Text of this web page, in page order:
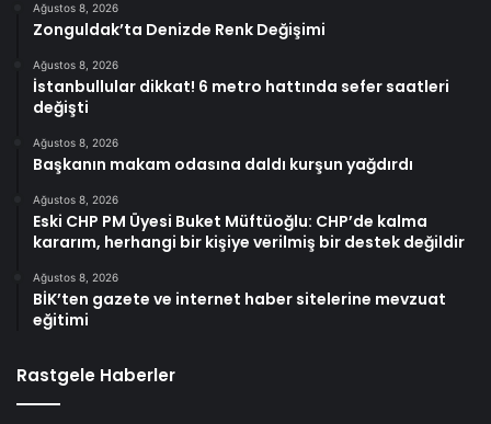
Ağustos 8, 2026
Zonguldak’ta Denizde Renk Değişimi
Ağustos 8, 2026
İstanbullular dikkat! 6 metro hattında sefer saatleri
değişti
Ağustos 8, 2026
Başkanın makam odasına daldı kurşun yağdırdı
Ağustos 8, 2026
Eski CHP PM Üyesi Buket Müftüoğlu: CHP’de kalma
kararım, herhangi bir kişiye verilmiş bir destek değildir
Ağustos 8, 2026
BİK’ten gazete ve internet haber sitelerine mevzuat
eğitimi
Rastgele Haberler